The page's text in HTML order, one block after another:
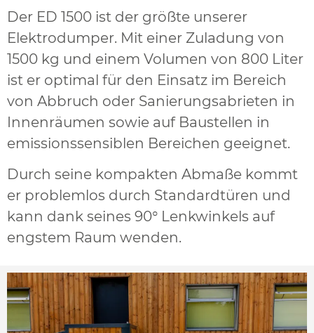
Der ED 1500 ist der größte unserer
Elektrodumper. Mit einer Zuladung von
1500 kg und einem Volumen von 800 Liter
ist er optimal für den Einsatz im Bereich
von Abbruch oder Sanierungsabrieten in
Innenräumen sowie auf Baustellen in
emissionssensiblen Bereichen geeignet.
Durch seine kompakten Abmaße kommt
er problemlos durch Standardtüren und
kann dank seines 90° Lenkwinkels auf
engstem Raum wenden.